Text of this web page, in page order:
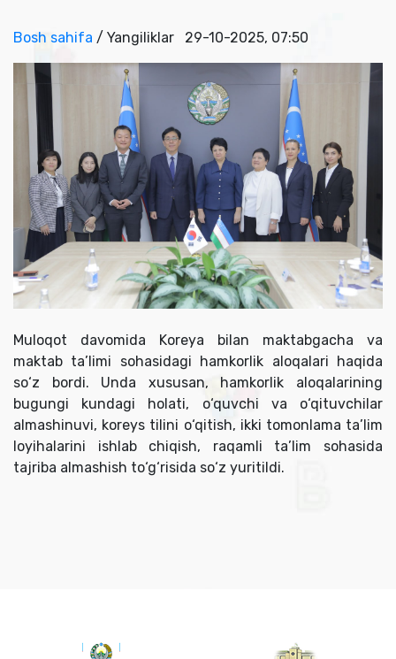
Bosh sahifa / Yangiliklar 29-10-2025, 07:50
Muloqot davomida Koreya bilan maktabgacha va
maktab ta’limi sohasidagi hamkorlik aloqalari haqida
so‘z bordi. Unda xususan, hamkorlik aloqalarining
bugungi kundagi holati, o‘quvchi va o‘qituvchilar
almashinuvi, koreys tilini o‘qitish, ikki tomonlama ta’lim
loyihalarini ishlab chiqish, raqamli ta’lim sohasida
tajriba almashish to‘g‘risida so‘z yuritildi.